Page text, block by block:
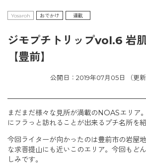
Yosaroh おでかけ 連載
ジモプチトリップvol.6 岩
【豊前】
公開日：2019年07月05日 （更
まだまだ様々な見所が満載のNOASエリア
にフラっと訪れることが出来るプチ名所を
今回ライターが向かったのは豊前市の岩屋
な求菩提山にも近いこのエリア。今回もど
しみです。